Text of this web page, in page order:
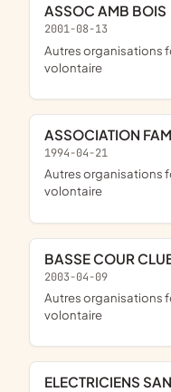
ASSOC AMB BOIS
2001-08-13
Autres organisations fonctionnant par adhésion
volontaire
ASSOCIATION
1994-04-21
Autres organisations fonctionnant par adhésion
volontaire
BASSE COUR
2003-04-09
Autres organisations fonctionnant par adhésion
volontaire
ELECTRICIENS